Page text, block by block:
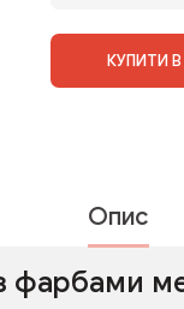
КУПИТИ
Опис
фарбами